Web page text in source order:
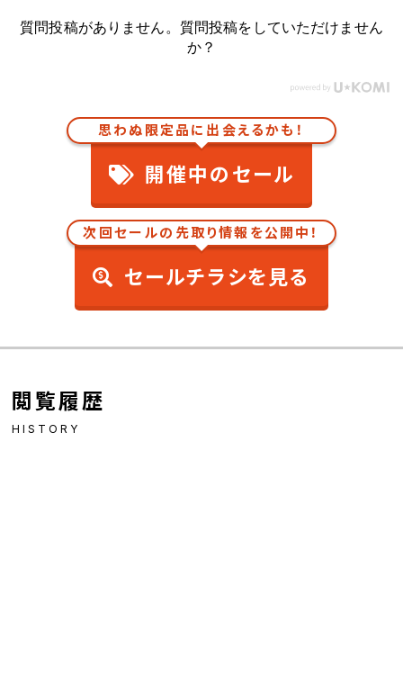
質問投稿がありません。質問投稿をしていただけません
か？
思わぬ限定品に出会えるかも！
開催中のセール
次回セールの先取り情報を公開中！
セールチラシを見る
閲覧履歴
HISTORY